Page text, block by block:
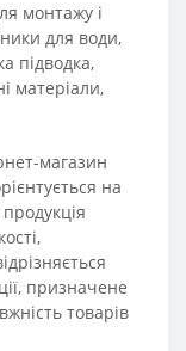
монтажу і
для води,
підводка,
матеріали,
магазин
на
призначене
товарів